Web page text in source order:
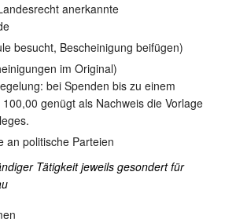
anerkannte
besucht, Bescheinigung beifügen)
im Original)
bei Spenden bis zu einem
genügt als Nachweis die Vorlage
an politische Parteien
Tätigkeit jeweils gesondert für